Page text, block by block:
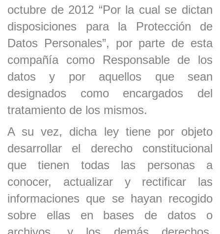
octubre de 2012 “Por la cual se dictan
disposiciones para la Protección de
Datos Personales”, por parte de esta
compañía como Responsable de los
datos y por aquellos que sean
designados como encargados del
tratamiento de los mismos.
A su vez, dicha ley tiene por objeto
desarrollar el derecho constitucional
que tienen todas las personas a
conocer, actualizar y rectificar las
informaciones que se hayan recogido
sobre ellas en bases de datos o